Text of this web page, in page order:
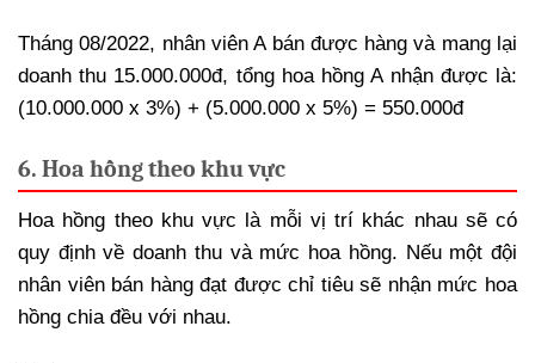
Tháng 08/2022, nhân viên A bán được hàng và mang lại
doanh thu 15.000.000đ, tổng hoa hồng A nhận được là:
(10.000.000 x 3%) + (5.000.000 x 5%) = 550.000đ
6. Hoa hồng theo khu vực
Hoa hồng theo khu vực là mỗi vị trí khác nhau sẽ có
quy định về doanh thu và mức hoa hồng. Nếu một đội
nhân viên bán hàng đạt được chỉ tiêu sẽ nhận mức hoa
hồng chia đều với nhau.